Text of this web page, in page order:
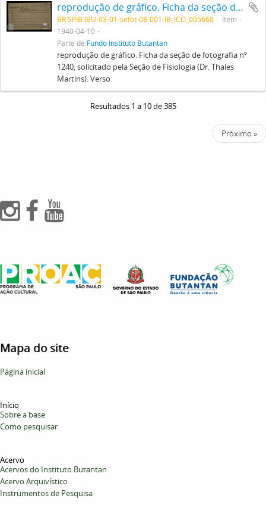
reprodução de gráfico. Ficha da seção de fotografia nº 1240, solicitado pela Seção de Fisiologia (Dr. Thales Martins). Verso
BR SPIB IBU-03-01-sefot-08-001-IB_ICO_005668
Item
1940-04-10
Parte de Fundo Instituto Butantan
reprodução de gráfico. Ficha da seção de fotografia nº
1240, solicitado pela Seção de Fisiologia (Dr. Thales
Martins). Verso
Resultados 1 a 10 de 385
Próximo »
Mapa do site
Página inicial
Início
Sobre a base
Como pesquisar
Acervo
Acervos do Instituto Butantan
Acervo Arquivístico
Instrumentos de Pesquisa